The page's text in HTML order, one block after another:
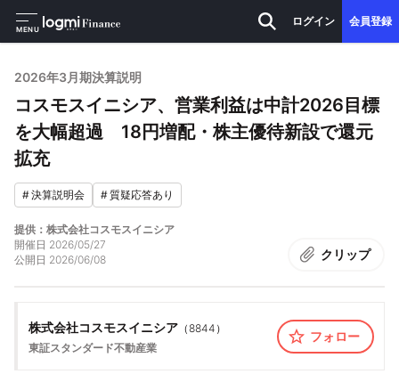
MENU
ログイン 会員登録
2026年3月期決算説明
コスモスイニシア、営業利益は中計2026目標
を大幅超過 18円増配・株主優待新設で還元
拡充
#決算説明会 #質疑応答あり
提供：株式会社コスモスイニシア
開催日 2026/05/27
公開日 2026/06/08 クリップ
株式会社コスモスイニシア （8844 ）
東証スタンダード不動産業
フォロー